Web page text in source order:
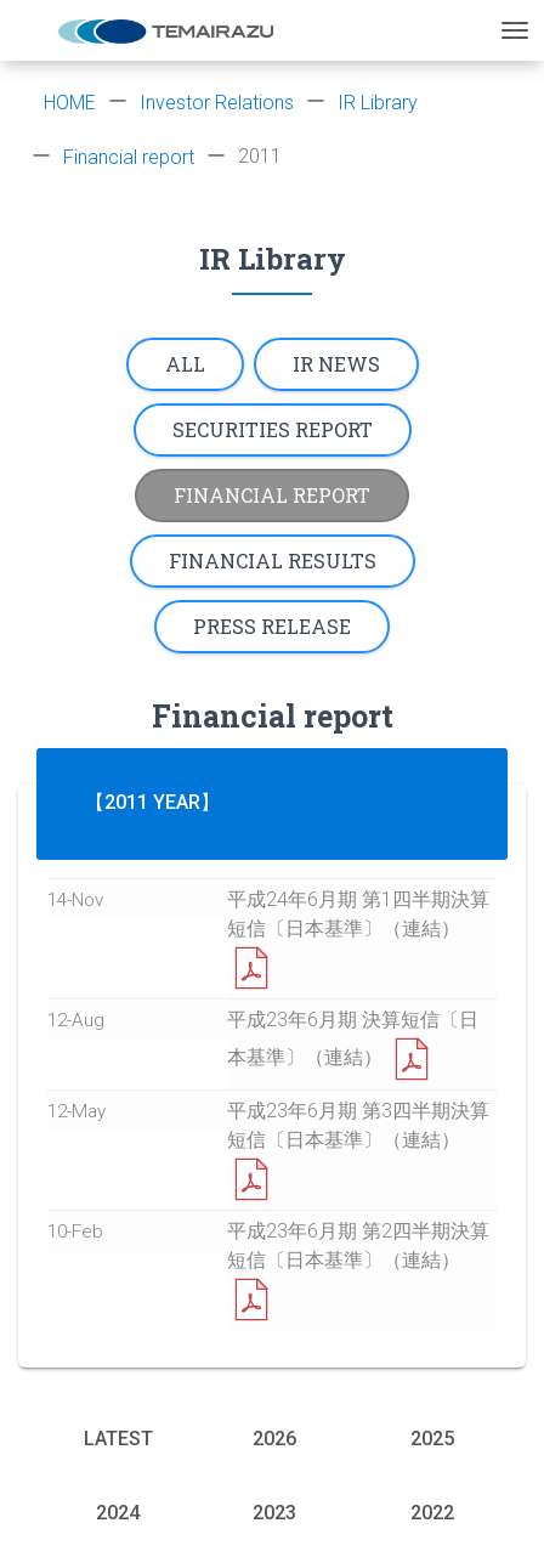
HOME Investor Relations IR Library
Financial report 2011
IR Library
ALL IR NEWS
SECURITIES REPORT
FINANCIAL REPORT
FINANCIAL RESULTS
PRESS RELEASE
Financial report
【2011 YEAR】
14-Nov
平成24年6月期 第1四半期決算
短信〔日本基準〕（連結）
12-Aug
平成23年6月期 決算短信〔日
本基準〕（連結）
12-May
平成23年6月期 第3四半期決算
短信〔日本基準〕（連結）
10-Feb
平成23年6月期 第2四半期決算
短信〔日本基準〕（連結）
LATEST 2026 2025
2024 2023 2022